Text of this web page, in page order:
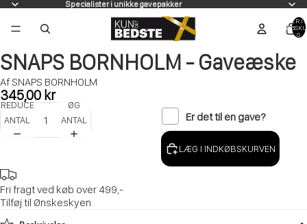
Specialister i unikke gavepakker
VARER I
0
SNAPS BORNHOLM - Gaveæske
Af SNAPS BORNHOLM
345,00 kr
REDUCER
ANTAL
ØG
ANTAL
Er det til en gave?
LÆG I INDKØBSKURVEN
Fri fragt ved køb over 499,-
Tilføj til Ønskeskyen